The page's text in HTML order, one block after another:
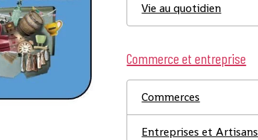
Vie au quotidien
Commerce et entreprise
Commerces
Entreprises et Artisans